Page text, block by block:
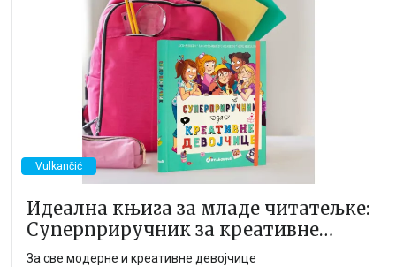
Vulkančić
Идеална књига за младе читатељке:
Суперприручник за креативне
девојчице
За све модерне и креативне девојчице